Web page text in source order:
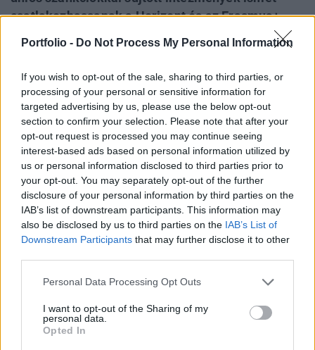
Portfolio - Do Not Process My Personal Information
If you wish to opt-out of the sale, sharing to third parties, or
processing of your personal or sensitive information for
targeted advertising by us, please use the below opt-out
section to confirm your selection. Please note that after your
opt-out request is processed you may continue seeing
interest-based ads based on personal information utilized by
us or personal information disclosed to third parties prior to
your opt-out. You may separately opt-out of the further
disclosure of your personal information by third parties on the
IAB’s list of downstream participants. This information may
also be disclosed by us to third parties on the IAB’s List of
Downstream Participants that may further disclose it to other
Personal Data Processing Opt Outs
I want to opt-out of the Sharing of my
personal data.
Opted In
csatlakozhassanak a Horizont és az Erasmus+
tudománypolitikáért és innovációért felelős
államtitkár nyilatkozott a Science|Business
szakportálnak.
Az államtitkár a lapnak elmondta, hogy az előző,
kormányzat számos tudományos és felsőoktatási
intézményt szervezett át közérdekű vagyonkezelő
alapítványi formába, ezt a modellt pedig az Európai
Bizottság az akadémiai szabadságot és az átláthatóságot
sértőnek minősítette. ennek eredményeképpen 2022-ben 34
intézményt, köztük 21 egyetemet zárt ki a Horizont
Európa...
KEDVES OLVASÓNK!
A keresett cikk a portfolio.hu hírarchívumához
tartozik, melynek olvasása előfizetéses